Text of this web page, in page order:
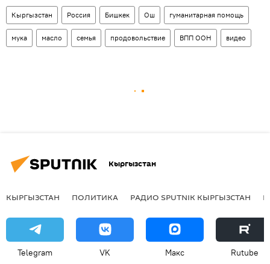
Кыргызстан Россия Бишкек Ош гуманитарная помощь
мука масло семья продовольствие ВПП ООН видео
Кыргызстан
КЫРГЫЗСТАН ПОЛИТИКА РАДИО SPUTNIK КЫРГЫЗСТАН
Telegram VK Макс Rutube